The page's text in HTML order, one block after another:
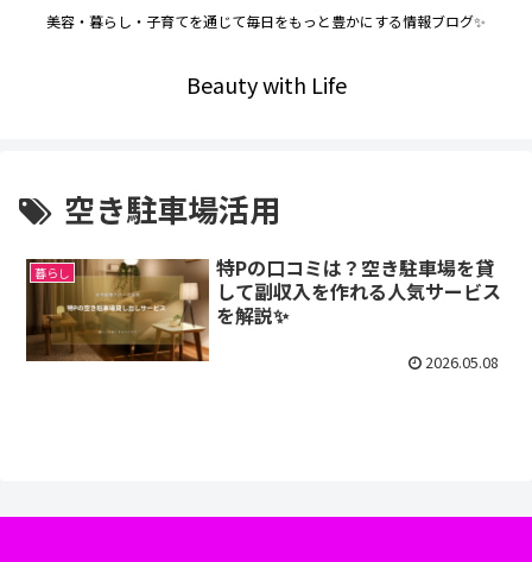
美容・暮らし・子育てを通じて毎日をもっと豊かにする情報ブログ✨
Beauty with Life
空き駐車場活用
暮らし
特Pの口コミは？空き駐車場を貸
して副収入を作れる人気サービス
を解説✨
2026.05.08